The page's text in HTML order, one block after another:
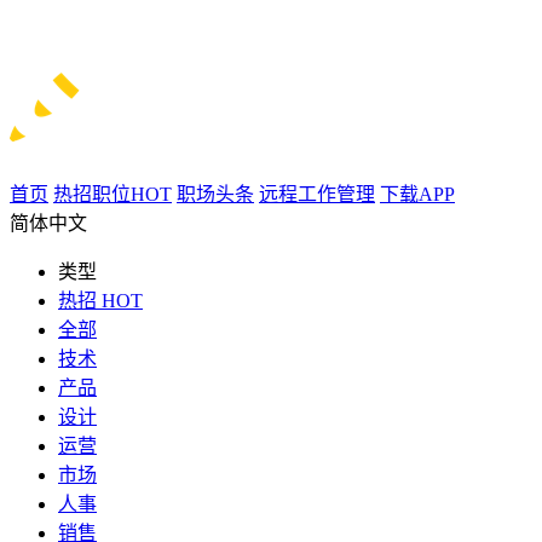
首页 热招职位HOT 职场头条 远程工作管理 下载APP
简体中文
类型
热招 HOT
全部
技术
产品
设计
运营
市场
人事
销售